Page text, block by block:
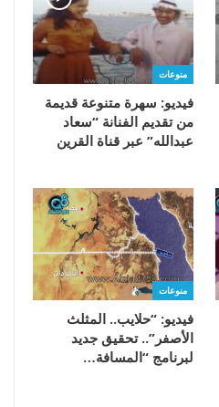
منوعات
فيديو: سهرة متنوعة قديمة
من تقديم الفنانة “سعاد
عبدالله” عبر قناة القرين
منوعات
فيديو: “حلايب.. المثلث
الأصفر”.. تحقيق جديد
لبرنامج “المسافة…